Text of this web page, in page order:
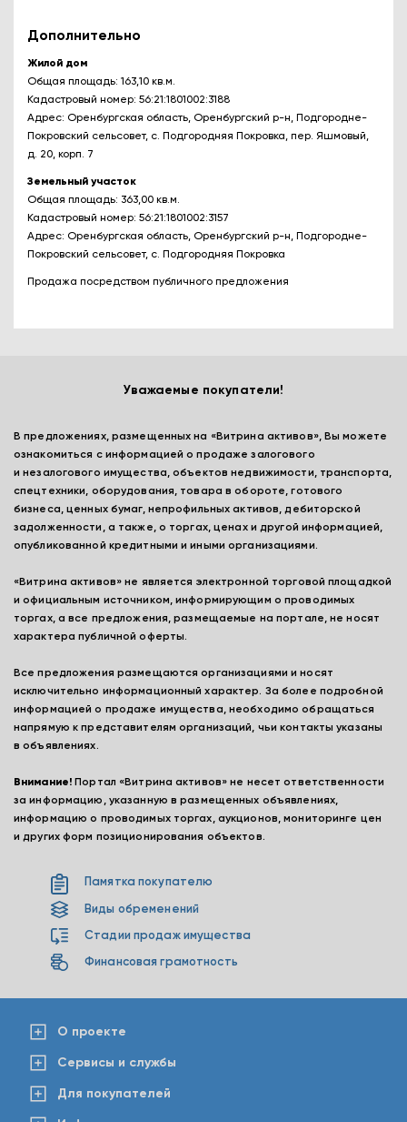
Дополнительно
Жилой дом
Общая площадь: 163,10 кв.м.
Кадастровый номер: 56:21:1801002:3188
Адрес: Оренбургская область, Оренбургский р-н, Подгородне-
Покровский сельсовет, с. Подгородняя Покровка, пер. Яшмовый,
д. 20, корп. 7
Земельный участок
Общая площадь: 363,00 кв.м.
Кадастровый номер: 56:21:1801002:3157
Адрес: Оренбургская область, Оренбургский р-н, Подгородне-
Покровский сельсовет, с. Подгородняя Покровка
Продажа посредством публичного предложения
Уважаемые покупатели!
В предложениях, размещенных на «Витрина активов», Вы можете
ознакомиться с информацией о продаже залогового
и незалогового имущества, объектов недвижимости, транспорта,
спецтехники, оборудования, товара в обороте, готового
бизнеса, ценных бумаг, непрофильных активов, дебиторской
задолженности, а также, о торгах, ценах и другой информацией,
опубликованной кредитными и иными организациями.
«Витрина активов» не является электронной торговой площадкой
и официальным источником, информирующим о проводимых
торгах, а все предложения, размещаемые на портале, не носят
характера публичной оферты.
Все предложения размещаются организациями и носят
исключительно информационный характер. За более подробной
информацией о продаже имущества, необходимо обращаться
напрямую к представителям организаций, чьи контакты указаны
в объявлениях.
Внимание! Портал «Витрина активов» не несет ответственности
за информацию, указанную в размещенных объявлениях,
информацию о проводимых торгах, аукционов, мониторинге цен
и других форм позиционирования объектов.
Памятка покупателю
Виды обременений
Стадии продаж имущества
Финансовая грамотность
О проекте
Сервисы и службы
Для покупателей